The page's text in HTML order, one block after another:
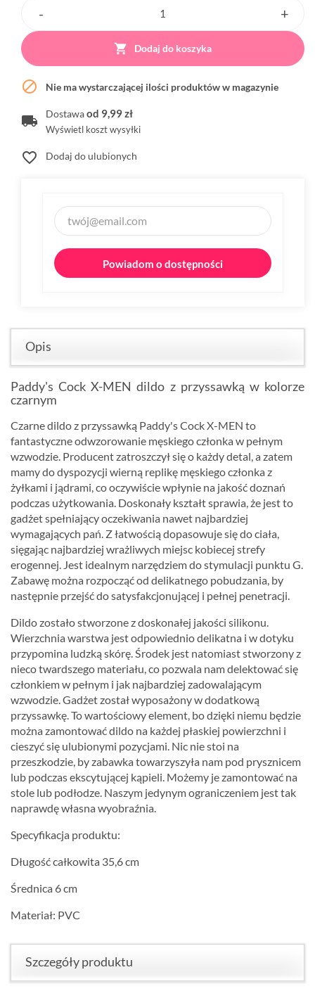
 Dodaj do koszyka
 Nie ma wystarczającej ilości produktów w magazynie
Dostawaod 9,99 zł
Wyświetl koszt wysyłki
favorite_border Dodaj do ulubionych
Powiadom o dostępności
Opis
Paddy's Cock X-MEN dildo z przyssawką w kolorze
czarnym
Czarne dildo z przyssawką Paddy's Cock X-MEN to
fantastyczne odwzorowanie męskiego członka w pełnym
wzwodzie. Producent zatroszczył się o każdy detal, a zatem
mamy do dyspozycji wierną replikę męskiego członka z
żyłkami i jądrami, co oczywiście wpłynie na jakość doznań
podczas użytkowania. Doskonały kształt sprawia, że jest to
gadżet spełniający oczekiwania nawet najbardziej
wymagających pań. Z łatwością dopasowuje się do ciała,
sięgając najbardziej wrażliwych miejsc kobiecej strefy
erogennej. Jest idealnym narzędziem do stymulacji punktu G.
Zabawę można rozpocząć od delikatnego pobudzania, by
następnie przejść do satysfakcjonującej i pełnej penetracji.
Dildo zostało stworzone z doskonałej jakości silikonu.
Wierzchnia warstwa jest odpowiednio delikatna i w dotyku
przypomina ludzką skórę. Środek jest natomiast stworzony z
nieco twardszego materiału, co pozwala nam delektować się
członkiem w pełnym i jak najbardziej zadowalającym
wzwodzie. Gadżet został wyposażony w dodatkową
przyssawkę. To wartościowy element, bo dzięki niemu będzie
można zamontować dildo na każdej płaskiej powierzchni i
cieszyć się ulubionymi pozycjami. Nic nie stoi na
przeszkodzie, by zabawka towarzyszyła nam pod prysznicem
lub podczas ekscytującej kąpieli. Możemy je zamontować na
stole lub podłodze. Naszym jedynym ograniczeniem jest tak
naprawdę własna wyobraźnia.
Specyfikacja produktu:
Długość całkowita 35,6 cm
Średnica 6 cm
Materiał: PVC
Szczegóły produktu